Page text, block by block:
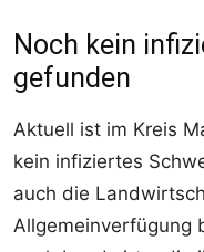
Noch kein
gefunden
Aktuell ist im Kreis
kein infiziertes
auch die
Allgemeinverfügung